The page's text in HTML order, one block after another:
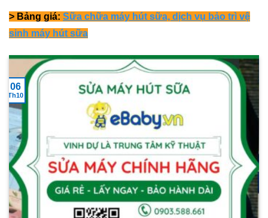
> Bảng giá: Sữa chữa máy hút sữa, dịch vụ bảo trì vệ
sinh máy hút sữa
06
Th10